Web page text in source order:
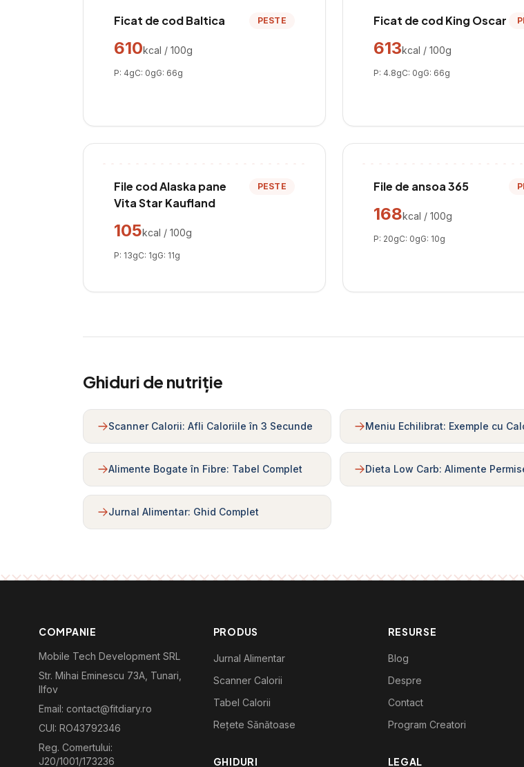
Ficat de cod Baltica PESTE
610kcal / 100g
P: 4gC: 0gG: 66g
Ficat de cod King Oscar
613kcal / 100g
P: 4.8gC: 0gG: 66g
File cod Alaska pane
Vita Star Kaufland
PESTE
105kcal / 100g
P: 13gC: 1gG: 11g
File de ansoa 365
168kcal / 100g
P: 20gC: 0gG: 10g
Ghiduri de nutriție
Scanner Calorii: Afli Caloriile în 3 Secunde Meniu Echilibrat: Exemple cu
Alimente Bogate în Fibre: Tabel Complet Dieta Low Carb: Alimente
Jurnal Alimentar: Ghid Complet
COMPANIE
Mobile Tech Development SRL
Str. Mihai Eminescu 73A, Tunari,
Ilfov
Email: contact@fitdiary.ro
CUI: RO43792346
Reg. Comertului:
J20/1001/173236
PRODUS
Jurnal Alimentar
Scanner Calorii
Tabel Calorii
Rețete Sănătoase
GHIDURI
RESURSE
Blog
Despre
Contact
Program Creatori
LEGAL